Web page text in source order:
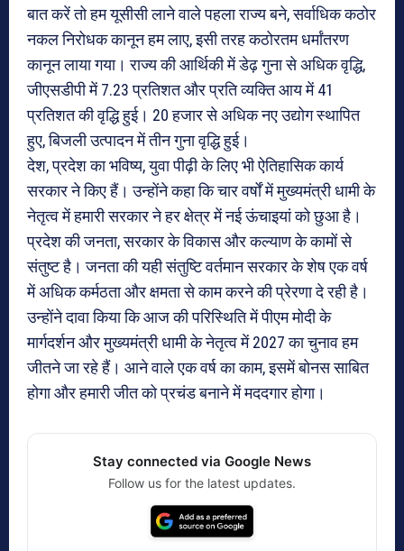
बात करें तो हम यूसीसी लाने वाले पहला राज्य बने, सर्वाधिक कठोर
नकल निरोधक कानून हम लाए, इसी तरह कठोरतम धर्मांतरण
कानून लाया गया। राज्य की आर्थिकी में डेढ़ गुना से अधिक वृद्धि,
जीएसडीपी में 7.23 प्रतिशत और प्रति व्यक्ति आय में 41
प्रतिशत की वृद्धि हुई। 20 हजार से अधिक नए उद्योग स्थापित
हुए, बिजली उत्पादन में तीन गुना वृद्धि हुई।
देश, प्रदेश का भविष्य, युवा पीढ़ी के लिए भी ऐतिहासिक कार्य
सरकार ने किए हैं। उन्होंने कहा कि चार वर्षों में मुख्यमंत्री धामी के
नेतृत्व में हमारी सरकार ने हर क्षेत्र में नई ऊंचाइयां को छुआ है।
प्रदेश की जनता, सरकार के विकास और कल्याण के कामों से
संतुष्ट है। जनता की यही संतुष्टि वर्तमान सरकार के शेष एक वर्ष
में अधिक कर्मठता और क्षमता से काम करने की प्रेरणा दे रही है।
उन्होंने दावा किया कि आज की परिस्थिति में पीएम मोदी के
मार्गदर्शन और मुख्यमंत्री धामी के नेतृत्व में 2027 का चुनाव हम
जीतने जा रहे हैं। आने वाले एक वर्ष का काम, इसमें बोनस साबित
होगा और हमारी जीत को प्रचंड बनाने में मददगार होगा।
Stay connected via Google News
Follow us for the latest updates.